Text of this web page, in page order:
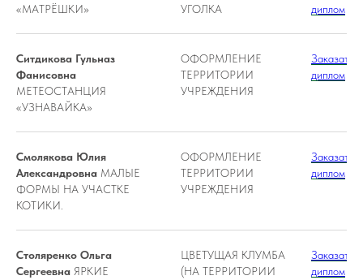
«МАТРЁШКИ»
УГОЛКА
диплом
Ситдикова Гульназ
Фанисовна
МЕТЕОСТАНЦИЯ
«УЗНАВАЙКА»
ОФОРМЛЕНИЕ
ТЕРРИТОРИИ
УЧРЕЖДЕНИЯ
Заказать
диплом
Смолякова Юлия
Александровна МАЛЫЕ
ФОРМЫ НА УЧАСТКЕ
КОТИКИ.
ОФОРМЛЕНИЕ
ТЕРРИТОРИИ
УЧРЕЖДЕНИЯ
Заказать
диплом
Столяренко Ольга
Сергеевна ЯРКИЕ
ЦВЕТУЩАЯ КЛУМБА
(НА ТЕРРИТОРИИ
Заказать
диплом